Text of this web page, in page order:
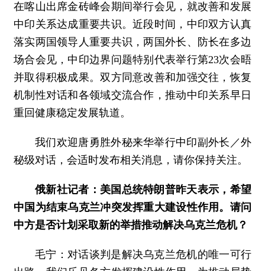
在喀山出席金砖峰会期间举行会见，就改善和发展
中印关系达成重要共识。近段时间，中印双方认真
落实两国领导人重要共识，两国外长、防长在多边
场合会见，中印边界问题特别代表举行第23次会晤
并取得积极成果。双方同意改善和加强交往，恢复
机制性对话和各领域交流合作，推动中印关系早日
重回健康稳定发展轨道。
我们欢迎唐勇胜外秘来华举行中印副外长／外
秘级对话，会适时发布相关消息，请你保持关注。
俄新社记者：美国总统特朗普昨天表示，希望
中国为结束乌克兰冲突发挥重大建设性作用。请问
中方是否计划采取新的举措推动解决乌克兰危机？
毛宁：对话谈判是解决乌克兰危机的唯一可行